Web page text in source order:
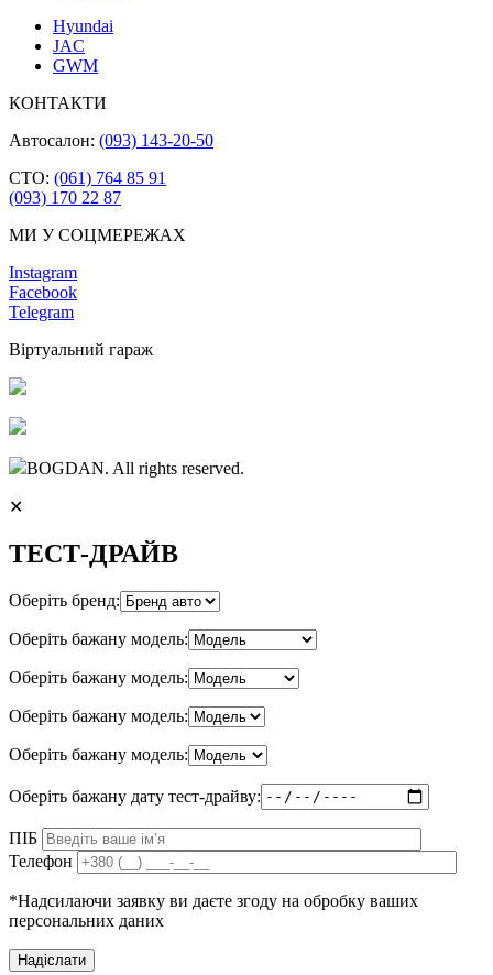
Hyundai
JAC
GWM
КОНТАКТИ
Автосалон: (093) 143-20-50
СТО: (061) 764 85 91
(093) 170 22 87
МИ У СОЦМЕРЕЖАХ
Instagram
Facebook
Telegram
Віртуальний гараж
BOGDAN. All rights reserved.
✕
ТЕСТ-ДРАЙВ
Оберіть бренд:
Оберіть бажану модель:
Оберіть бажану модель:
Оберіть бажану модель:
Оберіть бажану модель:
Оберіть бажану дату тест-драйву:
ПІБ
Телефон
*Надсилаючи заявку ви даєте згоду на обробку ваших
персональних даних